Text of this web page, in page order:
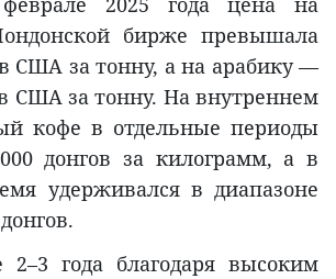
бирже превышала
США за тонну, а на арабику —
США за тонну. На внутреннем
кофе в отдельные периоды
донгов за килограмм, а в
удерживался в диапазоне
2–3 года благодаря высоким